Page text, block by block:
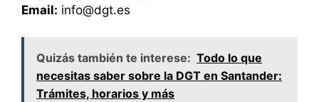
Email: info@dgt.es
Quizás también te interese: Todo lo que
necesitas saber sobre la DGT en Santander:
Trámites, horarios y más